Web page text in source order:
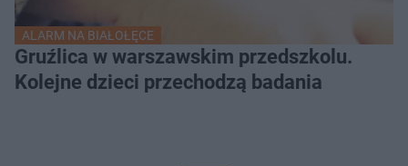
ALARM NA BIAŁOŁĘCE
Gruźlica w warszawskim przedszkolu.
Kolejne dzieci przechodzą badania